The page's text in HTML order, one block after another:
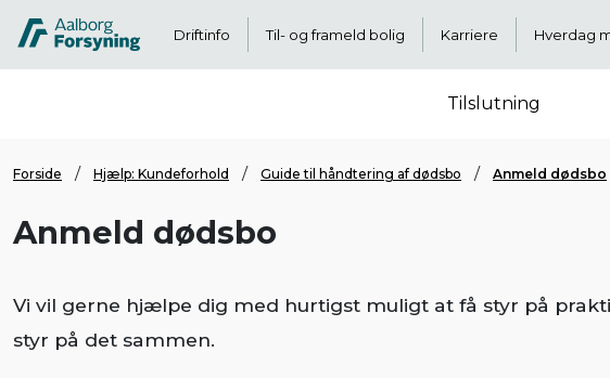
Driftinfo Til- og frameld bolig Karriere Hverdag
Tilslutning
Forside Hjælp: Kundeforhold Guide til håndtering af dødsbo Anmeld dødsbo
Anmeld dødsbo
Vi vil gerne hjælpe dig med hurtigst muligt at få styr på
styr på det sammen.